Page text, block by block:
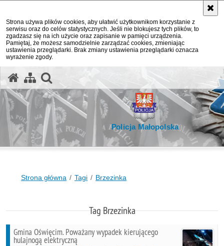
Strona używa plików cookies, aby ułatwić użytkownikom korzystanie z
serwisu oraz do celów statystycznych. Jeśli nie blokujesz tych plików, to
zgadzasz się na ich użycie oraz zapisanie w pamięci urządzenia.
Pamiętaj, że możesz samodzielnie zarządzać cookies, zmieniając
ustawienia przeglądarki. Brak zmiany ustawienia przeglądarki oznacza
wyrażenie zgody.
Policja Małopolska
Strona główna Tagi Brzezinka
Tag Brzezinka
Gmina Oświęcim. Poważany wypadek kierującego
hulajnogą elektryczną